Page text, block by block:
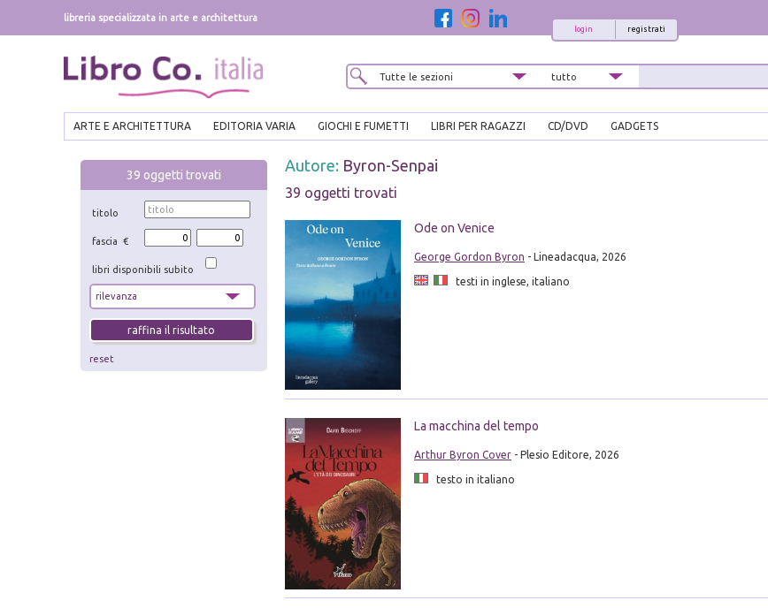
libreria specializzata in arte e architettura
registrati
login
ARTE E ARCHITETTURA EDITORIA VARIA GIOCHI E FUMETTI LIBRI PER RAGAZZI CD/DVD GADGETS
39 oggetti trovati
titolo
fascia €
libri disponibili subito
reset
Autore: Byron-Senpai
39 oggetti trovati
Ode on Venice
George Gordon Byron - Lineadacqua, 2026
testi in inglese, italiano
La macchina del tempo
Arthur Byron Cover- Plesio Editore, 2026
testo in italiano